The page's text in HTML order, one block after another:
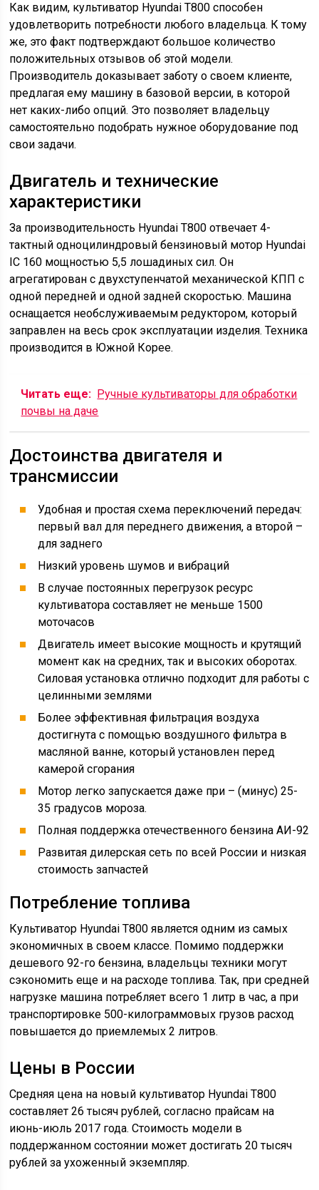
Как видим, культиватор Hyundai T800 способен
удовлетворить потребности любого владельца. К тому
же, это факт подтверждают большое количество
положительных отзывов об этой модели.
Производитель доказывает заботу о своем клиенте,
предлагая ему машину в базовой версии, в которой
нет каких-либо опций. Это позволяет владельцу
самостоятельно подобрать нужное оборудование под
свои задачи.
Двигатель и технические
характеристики
За производительность Hyundai T800 отвечает 4-
тактный одноцилиндровый бензиновый мотор Hyundai
IC 160 мощностью 5,5 лошадиных сил. Он
агрегатирован с двухступенчатой механической КПП с
одной передней и одной задней скоростью. Машина
оснащается необслуживаемым редуктором, который
заправлен на весь срок эксплуатации изделия. Техника
производится в Южной Корее.
Читать еще: Ручные культиваторы для обработки
почвы на даче
Достоинства двигателя и
трансмиссии
Удобная и простая схема переключений передач:
первый вал для переднего движения, а второй –
для заднего
Низкий уровень шумов и вибраций
В случае постоянных перегрузок ресурс
культиватора составляет не меньше 1500
моточасов
Двигатель имеет высокие мощность и крутящий
момент как на средних, так и высоких оборотах.
Силовая установка отлично подходит для работы с
целинными землями
Более эффективная фильтрация воздуха
достигнута с помощью воздушного фильтра в
масляной ванне, который установлен перед
камерой сгорания
Мотор легко запускается даже при – (минус) 25-
35 градусов мороза.
Полная поддержка отечественного бензина АИ-92
Развитая дилерская сеть по всей России и низкая
стоимость запчастей
Потребление топлива
Культиватор Hyundai T800 является одним из самых
экономичных в своем классе. Помимо поддержки
дешевого 92-го бензина, владельцы техники могут
сэкономить еще и на расходе топлива. Так, при средней
нагрузке машина потребляет всего 1 литр в час, а при
транспортировке 500-килограммовых грузов расход
повышается до приемлемых 2 литров.
Цены в России
Средняя цена на новый культиватор Hyundai T800
составляет 26 тысяч рублей, согласно прайсам на
июнь-июль 2017 года. Стоимость модели в
поддержанном состоянии может достигать 20 тысяч
рублей за ухоженный экземпляр.